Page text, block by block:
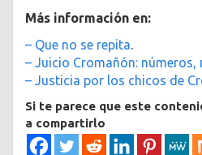
Más información en:
– Que no se repita
– Juicio Cromañón:
– Justicia por los chicos de
Si te parece que este
a compartirlo